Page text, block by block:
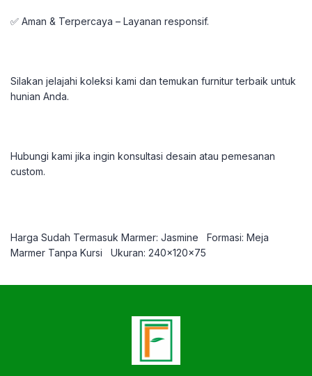
✅ Aman & Terpercaya – Layanan responsif.
Silakan jelajahi koleksi kami dan temukan furnitur terbaik untuk
hunian Anda.
Hubungi kami jika ingin konsultasi desain atau pemesanan
custom.
Harga Sudah Termasuk Marmer: Jasmine
Formasi: Meja
Marmer Tanpa Kursi
Ukuran: 240x120x75